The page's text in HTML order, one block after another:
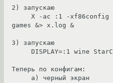
2) запускаю
games &> x.log &
3) запускаю
Теперь по конфигам: